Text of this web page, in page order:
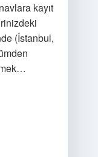
kayıt
(İstanbul,